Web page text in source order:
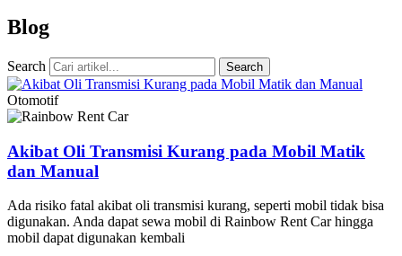
Blog
Search Search
Otomotif
Akibat Oli Transmisi Kurang pada Mobil Matik
dan Manual
Ada risiko fatal akibat oli transmisi kurang, seperti mobil tidak bisa
digunakan. Anda dapat sewa mobil di Rainbow Rent Car hingga
mobil dapat digunakan kembali